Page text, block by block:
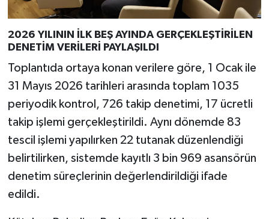
2026 YILININ İLK BEŞ AYINDA GERÇEKLEŞTİRİLEN
DENETİM VERİLERİ PAYLAŞILDI
Toplantıda ortaya konan verilere göre, 1 Ocak ile
31 Mayıs 2026 tarihleri arasında toplam 1035
periyodik kontrol, 726 takip denetimi, 17 ücretli
takip işlemi gerçekleştirildi. Aynı dönemde 83
tescil işlemi yapılırken 22 tutanak düzenlendiği
belirtilirken, sistemde kayıtlı 3 bin 969 asansörün
denetim süreçlerinin değerlendirildiği ifade
edildi.